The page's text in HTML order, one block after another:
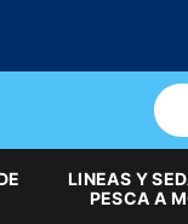
LINEAS Y
PESCA A